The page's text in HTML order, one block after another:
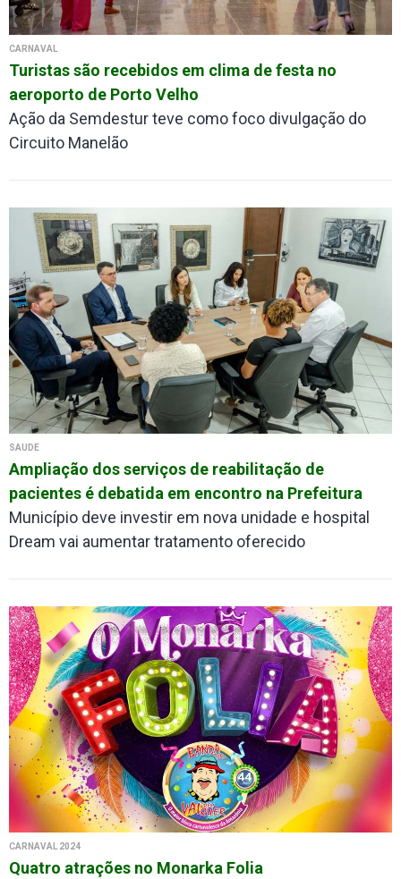
CARNAVAL
Turistas são recebidos em clima de festa no
aeroporto de Porto Velho
Ação da Semdestur teve como foco divulgação do
Circuito Manelão
SAÚDE
Ampliação dos serviços de reabilitação de
pacientes é debatida em encontro na Prefeitura
Município deve investir em nova unidade e hospital
Dream vai aumentar tratamento oferecido
CARNAVAL 2024
Quatro atrações no Monarka Folia